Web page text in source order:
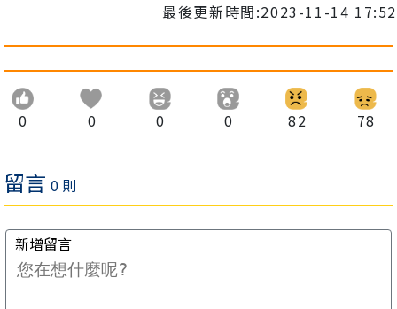
最後更新時間:2023-11-14 17:52
0 0 0 0 82 78